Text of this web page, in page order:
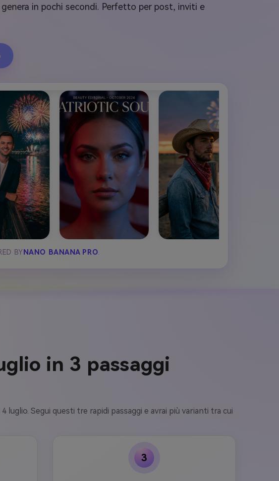
in pochi secondi. Perfetto per post, inviti e
BY NANO BANANA PRO
in 3 passaggi
Segui questi tre rapidi passaggi e avrai più varianti tra cui
3